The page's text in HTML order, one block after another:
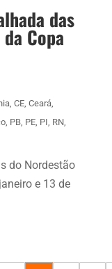
das
Copa
, CE, Ceará,
, PB, PE, PI, RN,
do Nordestão
e 13 de